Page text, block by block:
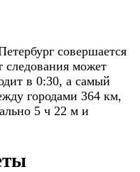
совершается
может
в 0:30, а самый
городами 364 км,
5 ч 22 м и